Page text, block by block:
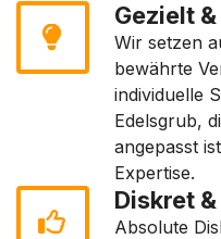
Gezielt
Wir setzen
bewährte
individuelle
Edelsgrub,
angepasst
Expertise.
Diskret
Absolute